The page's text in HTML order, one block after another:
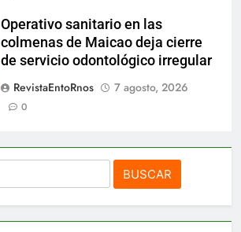
Operativo sanitario en las
colmenas de Maicao deja cierre
de servicio odontológico irregular
RevistaEntoRnos
7 agosto, 2026
0